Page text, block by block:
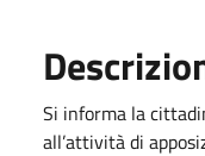
Si informa la
all’attività di